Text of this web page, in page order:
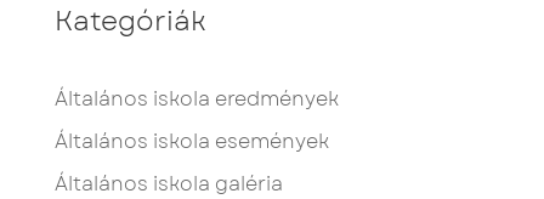
Kategóriák
Általános iskola eredmények
Általános iskola események
Általános iskola galéria